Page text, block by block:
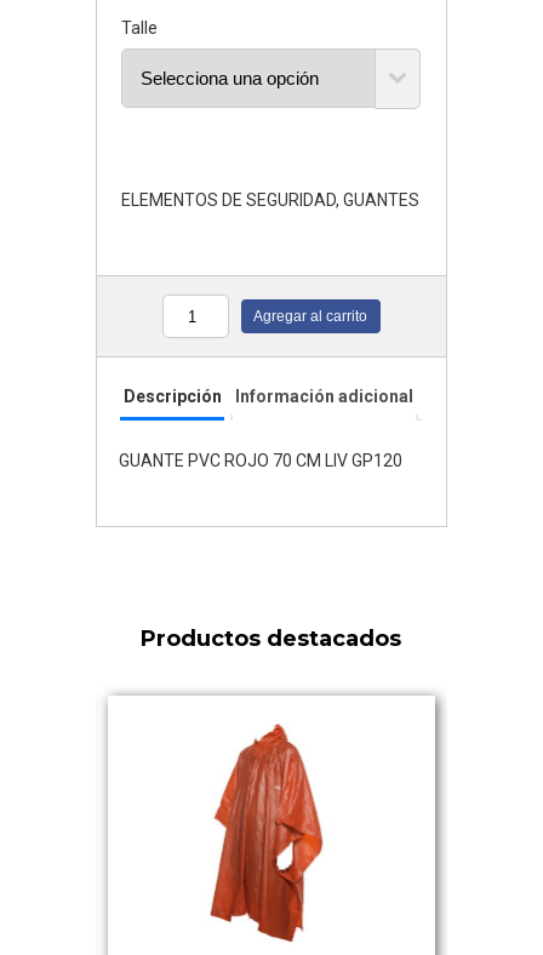
Talle
ELEMENTOS DE SEGURIDAD,GUANTES
Cantidad Agregar al carrito
Descripción Información adicional
GUANTE PVC ROJO 70 CM LIV GP120
Productos destacados